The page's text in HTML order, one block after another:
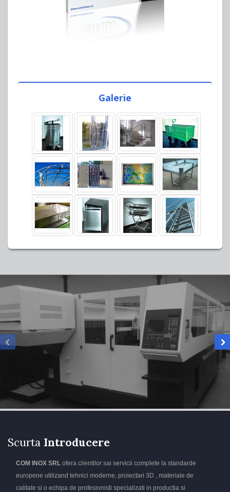
Galerie
Scurta Introducere
COM INOX SRL ofera clientilor sai servicii complete la standarde
europene utilizand tehnici moderne, proiectari 3D , materiale de
calitate si o echipa de profesionisti specializati in productia si